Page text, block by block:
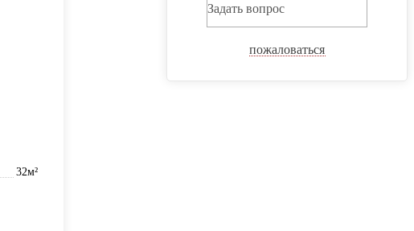
32м²
Задать вопрос
пожаловаться